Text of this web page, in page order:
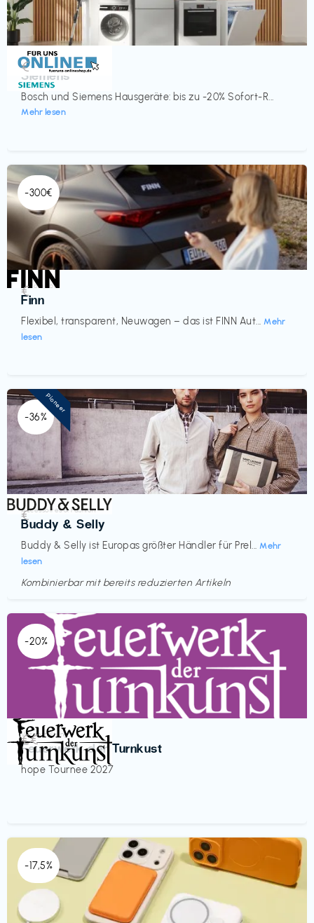
Küche & Haushalt
Siemens
Bosch und Siemens Hausgeräte: bis zu -20% Sofort-R...
Mehr lesen
€‎
-300€
Automobil
Finn
Flexibel, transparent, Neuwagen – das ist FINN Aut... Mehr
lesen
€‎
-36%
Accessoires & Fashion
Buddy & Selly
Buddy & Selly ist Europas größter Händler für Prel... Mehr
lesen
€‎
Kombinierbar mit bereits reduzierten Artikeln
Pioneer
-20%
Veranstaltung
Feuerwerk der Turnkust
hope Tournee 2027
€€‎
-17,5%